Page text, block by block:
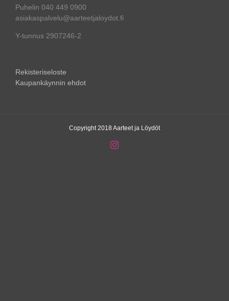
Puhelin 040 449 0900
asiakaspalvelu@aarteetjaloydot.fi
Y-tunnus 2907246-2
Rekisteriseloste
Kaupankäynnin ehdot
Copyright 2018 Aarteet ja Löydöt
Instagram